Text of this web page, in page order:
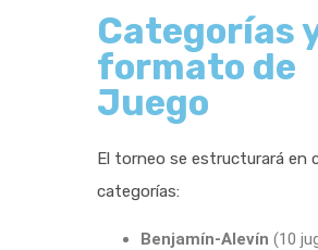
Categorías
formato de
Juego
El torneo se estructurará en
categorías:
Benjamín-Alevín (10